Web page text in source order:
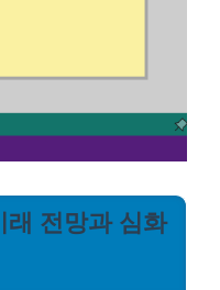
래 전망과 심화